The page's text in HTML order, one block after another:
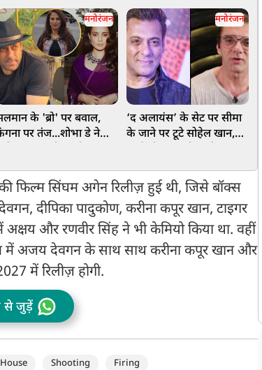
मनोरंजन
के 'ब्रो' पर बवाल,
पर तंज...शोभा डे ने
मनोरंजन
‘द अलायंस’ के सेट पर सीमा
के जाने पर टूटे सोहेल खान,
फिल्म सिंघम अगेन रिलीज़ हुई थी, जिसे बॉक्स
दीपिका पादुकोण, करीना कपूर खान, टाइगर
और रणवीर सिंह ने भी केमियो किया था. वहीं
में अजय देवगन के साथ साथ करीना कपूर खान और
में रिलीज़ होगी.
से जुड़ें
Shooting Firing